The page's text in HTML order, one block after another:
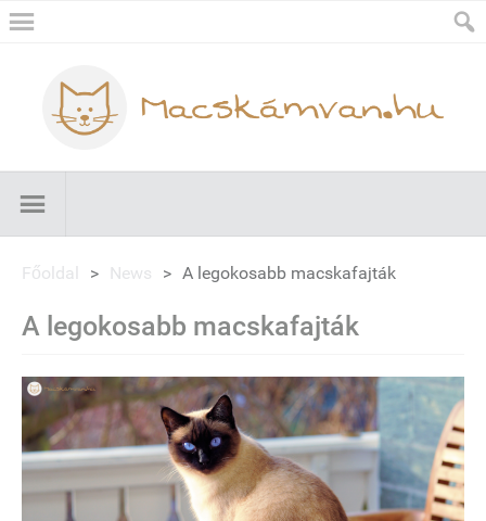
Főoldal > News > A legokosabb macskafajták
A legokosabb macskafajták